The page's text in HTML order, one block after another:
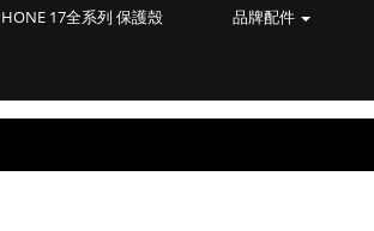
17全系列 保護殼 品牌配件